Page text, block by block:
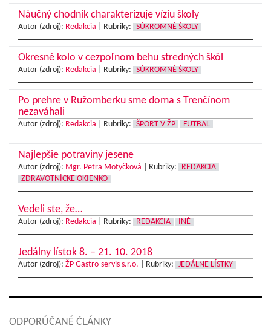
Náučný chodník charakterizuje víziu školy
Autor (zdroj): Redakcia Rubriky: SÚKROMNÉ ŠKOLY
Okresné kolo v cezpoľnom behu stredných škôl
Autor (zdroj): Redakcia Rubriky: SÚKROMNÉ ŠKOLY
Po prehre v Ružomberku sme doma s Trenčínom
nezaváhali
Autor (zdroj): Redakcia Rubriky: ŠPORT V ŽP FUTBAL
Najlepšie potraviny jesene
Autor (zdroj): Mgr. Petra Motyčková Rubriky:
REDAKCIA
ZDRAVOTNÍCKE OKIENKO
Vedeli ste, že…
Autor (zdroj): Redakcia Rubriky: REDAKCIA INÉ
Jedálny lístok 8. – 21. 10. 2018
Autor (zdroj): ŽP Gastro-servis s.r.o. Rubriky: JEDÁLNE LÍSTKY
ODPORÚČANÉ ČLÁNKY